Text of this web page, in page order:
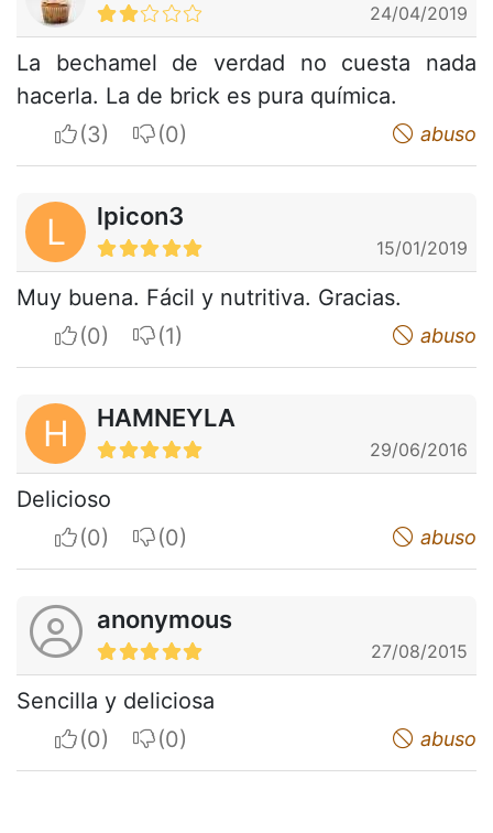
24/04/2019
La bechamel de verdad no cuesta nada
hacerla. La de brick es pura química.
I apreciateI do not appreciate abuso
L lpicon3
15/01/2019
Muy buena. Fácil y nutritiva. Gracias.
I apreciateI do not appreciate abuso
H HAMNEYLA
29/06/2016
Delicioso
I apreciateI do not appreciate abuso
anonymous
27/08/2015
Sencilla y deliciosa
I apreciateI do not appreciate abuso